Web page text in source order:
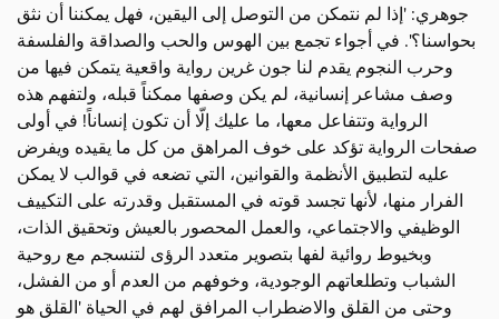
جوهري: 'إذا لم نتمكن من التوصل إلى اليقين، فهل يمكننا أن نثق
بحواسنا؟'. في أجواء تجمع بين الهوس والحب والصداقة والفلسفة
وحرب النجوم يقدم لنا جون غرين رواية واقعية يتمكن فيها من
وصف مشاعر إنسانية، لم يكن وصفها ممكناً قبله، ولتفهم هذه
الرواية وتتفاعل معها، ما عليك إلّا أن تكون إنساناً! في أولى
صفحات الرواية تؤكد على خوف المراهق من كل ما يقيده ويفرض
عليه لتطبيق الأنظمة والقوانين، التي تضعه في قوالب لا يمكن
الفرار منها، لأنها تجسد قوته في المستقبل وقدرته على التكييف
الوظيفي والاجتماعي، والعمل المحصور بالعيش وتحقيق الذات،
وبخيوط روائية لفها بتصوير متعدد الرؤى لتنسجم مع روحية
الشباب وتطلعاتهم الوجودية، وخوفهم من العدم أو من الفشل،
وحتى من القلق والاضطراب المرافق لهم في الحياة 'القلق هو